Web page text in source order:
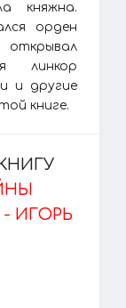
княжна.
орден
линкор
и другие
книге.
ИГОРЬ